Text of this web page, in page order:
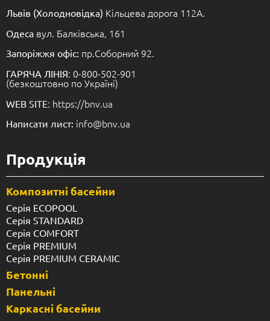
Львів (Холодновідка) Кільцева дорога 112А.
Одеса вул. Балківська, 161
Запоріжжя офіс: пр.Соборний 92.
ГАРЯЧА ЛІНІЯ: 0-800-502-901
(безкоштовно по Україні)
WEB SITE: https://bnv.ua
Написати лист: info@bnv.ua
Продукція
Композитні басейни
Серія ECOPOOL
Серія STANDARD
Серія COMFORT
Серія PREMIUM
Серія PREMIUM CERAMIC
Бетонні
Панельні
Каркасні басейни